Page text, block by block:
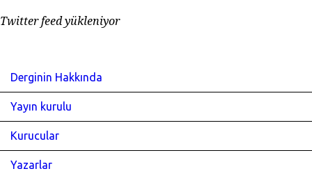
Twitter feed yükleniyor
Derginin Hakkında
Yayın kurulu
Kurucular
Yazarlar